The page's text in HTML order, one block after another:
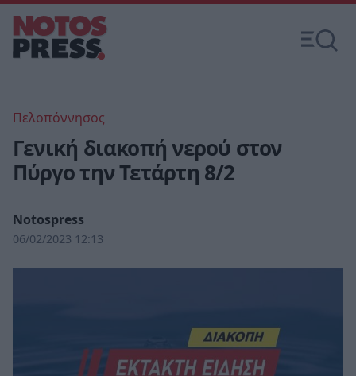
Πελοπόννησος
Γενική διακοπή νερού στον
Πύργο την Τετάρτη 8/2
Notospress
06/02/2023 12:13